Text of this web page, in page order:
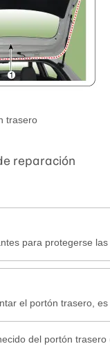
trasero
reparación
para protegerse
el portón trasero,
del portón trasero